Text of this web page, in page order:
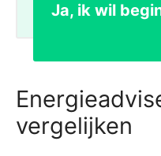
Ja, ik wil
vergelijken